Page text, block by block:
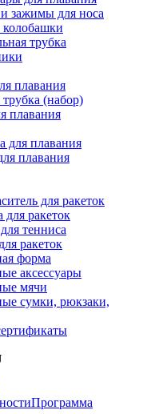
зажимы для носа
трубка
плавания
(набор)
плавания
для плавания
плавания
для ракеток
для ракеток
тенниса
ракеток
форма
аксессуары
мячи
сумки, рюкзаки,
Программа